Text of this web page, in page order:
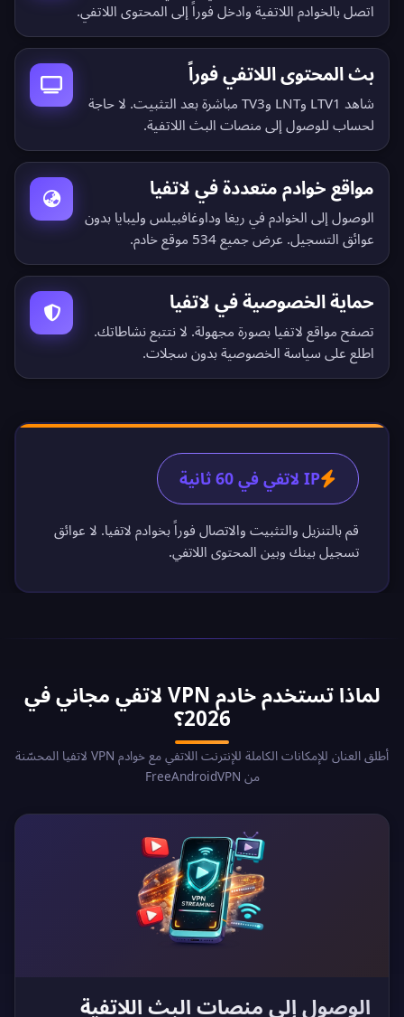
اتصل بالخوادم اللاتفية وادخل فوراً إلى المحتوى اللاتفي.
بث المحتوى اللاتفي فوراً
شاهد LTV1 وLNT وTV3 مباشرة بعد التثبيت. لا حاجة
لحساب للوصول إلى منصات البث اللاتفية.
مواقع خوادم متعددة في لاتفيا
الوصول إلى الخوادم في ريغا وداوغافبيلس وليبايا بدون
عوائق التسجيل. عرض جميع 534 موقع خادم .
حماية الخصوصية في لاتفيا
تصفح مواقع لاتفيا بصورة مجهولة. لا نتتبع نشاطاتك.
اطلع على سياسة الخصوصية بدون سجلات.
IP لاتفي في 60 ثانية
قم بالتنزيل والتثبيت والاتصال فوراً بخوادم لاتفيا. لا عوائق
تسجيل بينك وبين المحتوى اللاتفي.
لماذا تستخدم خادم VPN لاتفي مجاني في
2026؟
أطلق العنان للإمكانات الكاملة للإنترنت اللاتفي مع خوادم VPN لاتفيا المحسّنة
من FreeAndroidVPN
الوصول إلى منصات البث اللاتفية